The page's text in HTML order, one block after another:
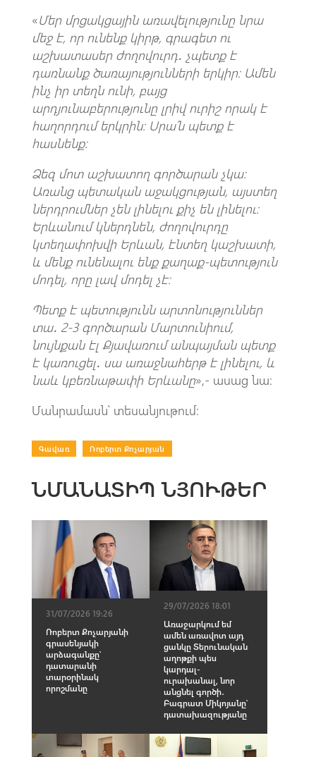
«Մեր մրցակցային առավելությունը նրա
մեջ է, որ ունենք կիրթ, գրագետ ու
աշխատասեր ժողովուրդ․ չպետք է
դառնանք ծառայությունների երկիր։ Ամեն
ինչ իր տեղն ունի, բայց
արդյունաբերությունը լրիվ ուրիշ որակ է
հաղորդում երկրին։ Սրա՛ն պետք է
հասնենք։
Ձեզ մոտ աշխատող գործարան չկա։
Առանց պետական աջակցության, այստեղ
ներդրումներ չեն լինելու քիչ են լինելու։
Երևանում կներդնեն, ժողովուրդը
կտեղափոխվի Երևան, էնտեղ կաշխատի,
և մենք ունենալու ենք քաղաք-պետություն
մոդել, որը լավ մոդել չէ։
Պետք է պետությունն արտոնություններ
տա․ 2-3 գործարան Մարտունիում,
նույնքան էլ Քյավառում անպայման պետք
է կառուցել․ սա առաջնահերթ է լինելու, և
նաև կբեռնաթափի Երևանը»,- ասաց նա։
Մանրամասն՝ տեսանյութում։
Գավառ Ռոբերտ Քոչարյան
ՆՄԱՆԱՏԻՊ ՆՅՈՒԹԵՐ
31/07/2026 19:26
Ռոբերտ Քոչարյանի
գրասենյակի
արձագանքը՝
դատարանի
տարօրինակ
որոշմանը
29/07/2026 18:01
Առաջարկում եմ
ամեն առավոտ այդ
ցանկը Տերունական
աղոթքի պես
կարդալ-
ուրախանալ, նոր
անցնել գործի․
Բագրատ Միկոյանը՝
դատախազությանը